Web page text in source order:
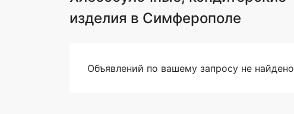
изделия в Симферополе
Объявлений по вашему запросу не найдено